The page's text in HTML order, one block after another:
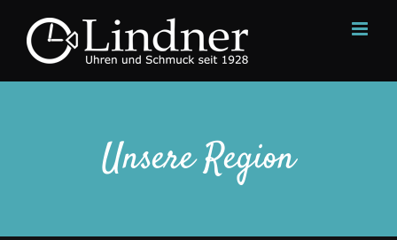
Inhalt
springen
Unsere Region